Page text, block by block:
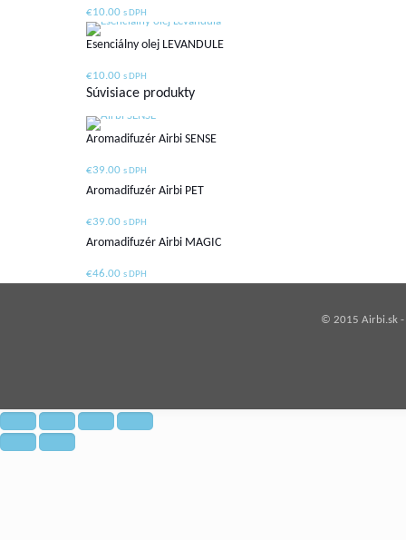
€10.00 s DPH
Esenciálny olej LEVANDULE
€10.00 s DPH
Súvisiace produkty
Aromadifuzér Airbi SENSE
€39.00 s DPH
Aromadifuzér Airbi PET
€39.00 s DPH
Aromadifuzér Airbi MAGIC
€46.00 s DPH
© 2015 Airbi.sk -